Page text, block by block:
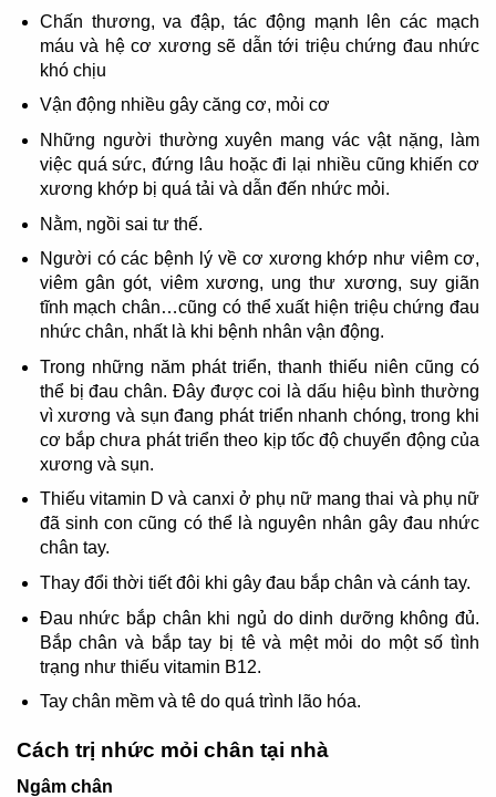
Chấn thương, va đập, tác động mạnh lên các mạch
máu và hệ cơ xương sẽ dẫn tới triệu chứng đau nhức
khó chịu
Vận động nhiều gây căng cơ, mỏi cơ
Những người thường xuyên mang vác vật nặng, làm
việc quá sức, đứng lâu hoặc đi lại nhiều cũng khiến cơ
xương khớp bị quá tải và dẫn đến nhức mỏi.
Nằm, ngồi sai tư thế.
Người có các bệnh lý về cơ xương khớp như viêm cơ,
viêm gân gót, viêm xương, ung thư xương, suy giãn
tĩnh mạch chân…cũng có thể xuất hiện triệu chứng đau
nhức chân, nhất là khi bệnh nhân vận động.
Trong những năm phát triển, thanh thiếu niên cũng có
thể bị đau chân. Đây được coi là dấu hiệu bình thường
vì xương và sụn đang phát triển nhanh chóng, trong khi
cơ bắp chưa phát triển theo kịp tốc độ chuyển động của
xương và sụn.
Thiếu vitamin D và canxi ở phụ nữ mang thai và phụ nữ
đã sinh con cũng có thể là nguyên nhân gây đau nhức
chân tay.
Thay đổi thời tiết đôi khi gây đau bắp chân và cánh tay.
Đau nhức bắp chân khi ngủ do dinh dưỡng không đủ.
Bắp chân và bắp tay bị tê và mệt mỏi do một số tình
trạng như thiếu vitamin B12.
Tay chân mềm và tê do quá trình lão hóa.
Cách trị nhức mỏi chân tại nhà
Ngâm chân